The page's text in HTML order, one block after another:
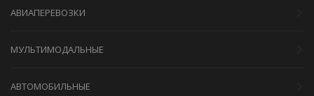
АВИАПЕРЕВОЗКИ
МУЛЬТИМОДАЛЬНЫЕ
АВТОМОБИЛЬНЫЕ